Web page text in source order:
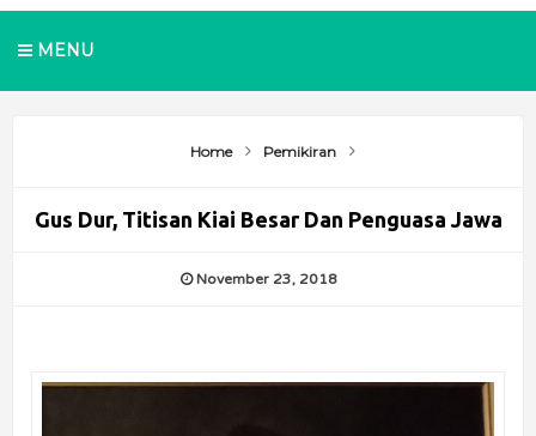
MENU
Home Pemikiran
Gus Dur, Titisan Kiai Besar Dan Penguasa Jawa
November 23, 2018